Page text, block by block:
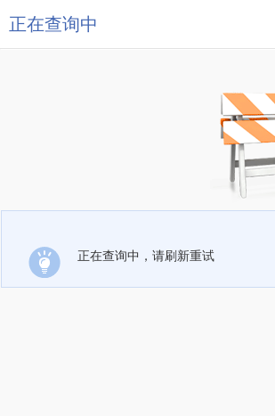
正在查询中
正在查询中，请刷新重试